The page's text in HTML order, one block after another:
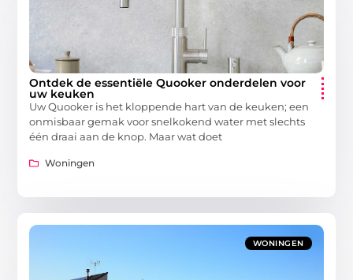
Ontdek de essentiële Quooker onderdelen voor
uw keuken
Uw Quooker is het kloppende hart van de keuken; een
onmisbaar gemak voor snelkokend water met slechts
één draai aan de knop. Maar wat doet
Woningen
WONINGEN